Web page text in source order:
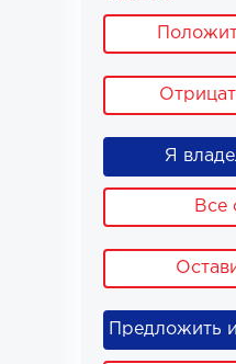
Я
Все
Предложить